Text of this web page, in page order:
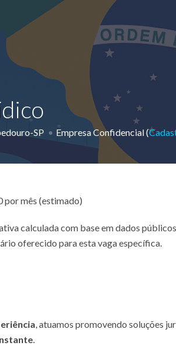
SP Empresa Confidencial (
por mês (estimado)
calculada com base em dados
oferecido para esta vaga específica.
, atuamos promovendo soluções
.